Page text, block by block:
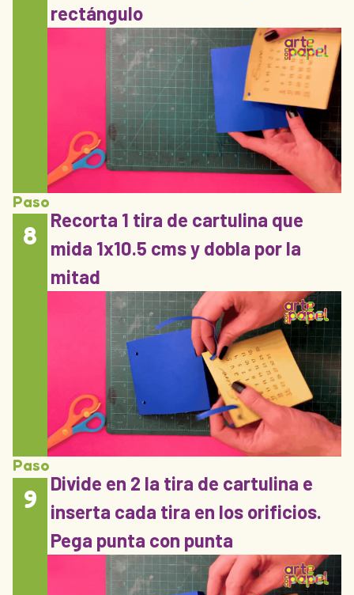
rectángulo
Paso
8
Recorta 1 tira de cartulina que
mida 1x10.5 cms y dobla por la
mitad
Paso
9
Divide en 2 la tira de cartulina e
inserta cada tira en los orificios.
Pega punta con punta